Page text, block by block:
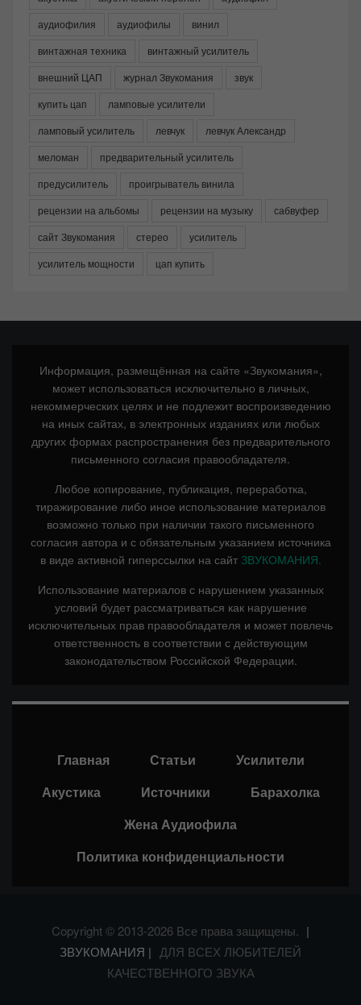
аудиофилия
аудиофилы
винил
винтажная техника
винтажный усилитель
внешний ЦАП
журнал Звукомания
звук
купить цап
ламповые усилители
ламповый усилитель
левчук
левчук Александр
меломан
предварительный усилитель
предусилитель
проигрыватель винила
рецензии на альбомы
рецензии на музыку
сабвуфер
сайт Звукомания
стерео
усилитель
усилитель мощности
цап купить
Информация, размещённая на сайте «Звукомания»,
может использоваться исключительно в личных,
некоммерческих целях и не подлежит воспроизведению
на иных сайтах, в электронных изданиях или любых
других формах распространения без предварительного
письменного согласия правообладателя.
Любое копирование, публикация, переработка,
тиражирование либо иное использование материалов
возможно только при наличии такого письменного
согласия автора и с обязательным указанием источника
в виде активной гиперссылки на сайт ЗВУКОМАНИЯ.
Использование материалов с нарушением указанных
условий будет рассматриваться как нарушение
исключительных прав правообладателя и может повлечь
ответственность в соответствии с действующим
законодательством Российской Федерации.
Главная Статьи
Усилители
Акустика
Источники
Барахолка
Жена Аудиофила
Политика конфиденциальности
Copyright © 2013-2026 Все права защищены. |
ЗВУКОМАНИЯ | ДЛЯ ВСЕХ ЛЮБИТЕЛЕЙ
КАЧЕСТВЕННОГО ЗВУКА